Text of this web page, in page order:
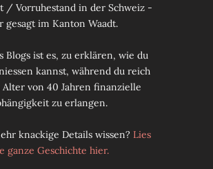
/ Vorruhestand in der Schweiz -
gesagt im Kanton Waadt.
Blogs ist es, zu erklären, wie du
kannst, während du reich
von 40 Jahren finanzielle
zu erlangen.
knackige Details wissen? Lies
ganze Geschichte hier.